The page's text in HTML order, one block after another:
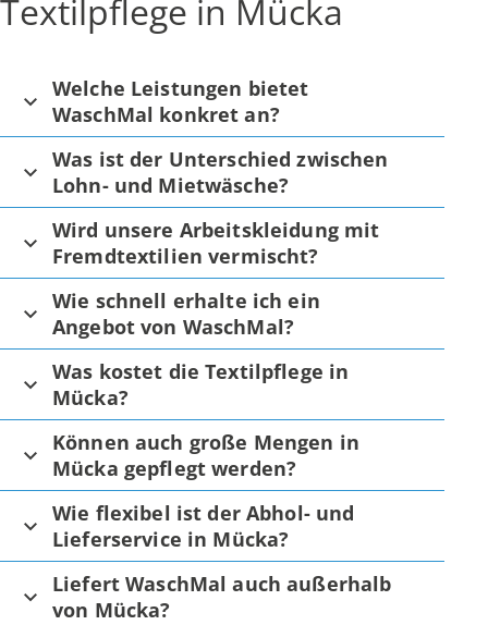
Textilpflege in Mücka
Welche Leistungen bietet
WaschMal konkret an?
Was ist der Unterschied zwischen
Lohn- und Mietwäsche?
Wird unsere Arbeitskleidung mit
Fremdtextilien vermischt?
Wie schnell erhalte ich ein
Angebot von WaschMal?
Was kostet die Textilpflege in
Mücka?
Können auch große Mengen in
Mücka gepflegt werden?
Wie flexibel ist der Abhol- und
Lieferservice in Mücka?
Liefert WaschMal auch außerhalb
von Mücka?